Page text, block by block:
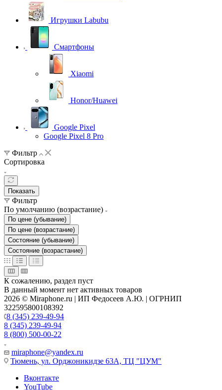
Игрушки Labubu
Смартфоны
Xiaomi
Honor/Huawei
Google Pixel
Google Pixel 8 Pro
Фильтр
Сортировка
Показать
Фильтр
По умолчанию (возрастание)
По цене (убывание)
По цене (возрастание)
Состояние (убывание)
Состояние (возрастание)
К сожалению, раздел пуст
В данный момент нет активных товаров
2026 © Miraphone.ru | ИП Федосеев А.Ю. | ОГРНИП
322595800108392
8 (345) 239-49-94
8 (345) 239-49-94
8 (800) 500-00-22
miraphone@yandex.ru
Тюмень, ул. Орджоникидзе 63А, ТЦ "ЦУМ"
Вконтакте
YouTube